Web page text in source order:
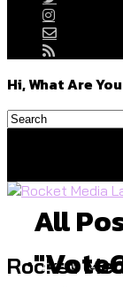
Hi, What Are
Rocket
Politics
All